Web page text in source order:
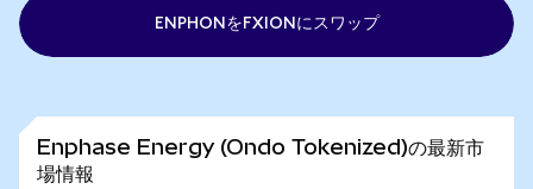
ENPHONをFXIONにスワップ
Enphase Energy (Ondo Tokenized)の最新市
場情報